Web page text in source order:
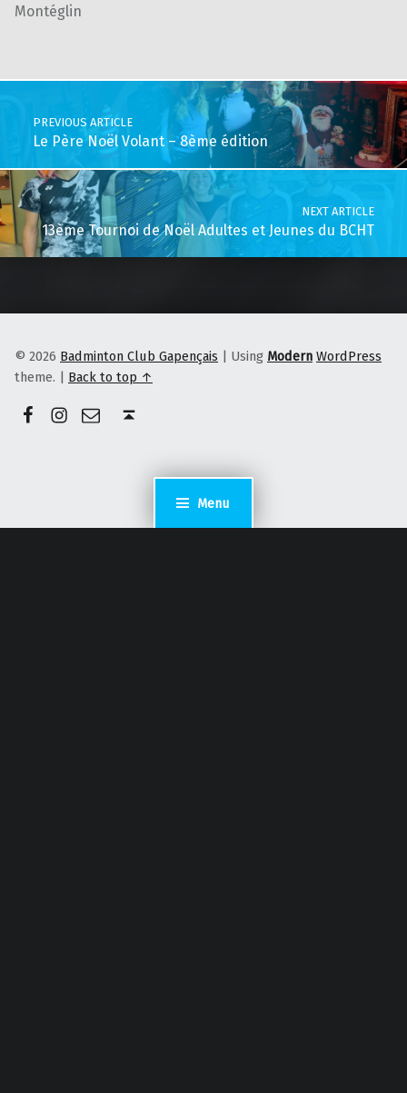
Menu
Montéglin
Post navigation
PREVIOUS ARTICLE
Le Père Noël Volant – 8ème édition
NEXT ARTICLE
13ème Tournoi de Noël Adultes et Jeunes du BCHT
© 2026 Badminton Club Gapençais Using Modern WordPress
theme.
Back to top ↑